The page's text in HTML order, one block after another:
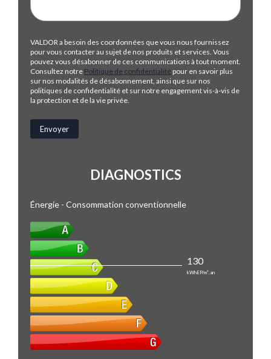
VALDOR a besoin des coordonnées que vous nous fournissez
pour vous contacter au sujet de nos produits et services. Vous
pouvez vous désabonner de ces communications à tout moment.
Consultez notre Politique de confidentialité pour en savoir plus
sur nos modalités de désabonnement, ainsi que sur nos
politiques de confidentialité et sur notre engagement vis-à-vis de
la protection et de la vie privée.
DIAGNOSTICS
Énergie - Consommation conventionnelle
130
kWhEP/m².an